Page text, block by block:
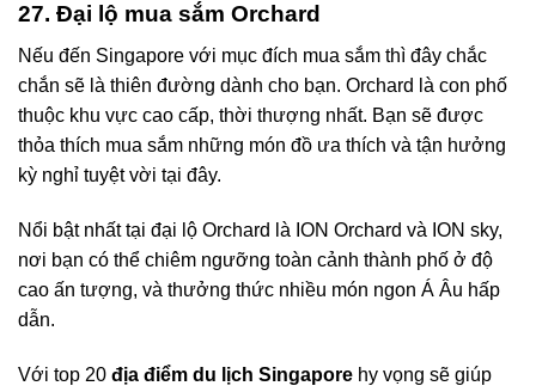
27. Đại lộ mua sắm Orchard
Nếu đến Singapore với mục đích mua sắm thì đây chắc
chắn sẽ là thiên đường dành cho bạn. Orchard là con phố
thuộc khu vực cao cấp, thời thượng nhất. Bạn sẽ được
thỏa thích mua sắm những món đồ ưa thích và tận hưởng
kỳ nghỉ tuyệt vời tại đây.
Nổi bật nhất tại đại lộ Orchard là ION Orchard và ION sky,
nơi bạn có thể chiêm ngưỡng toàn cảnh thành phố ở độ
cao ấn tượng, và thưởng thức nhiều món ngon Á Âu hấp
dẫn.
Với top 20 địa điểm du lịch Singapore hy vọng sẽ giúp